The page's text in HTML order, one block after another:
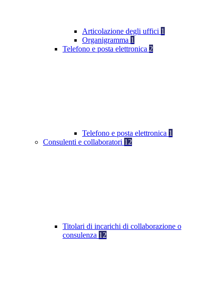
Articolazione degli uffici 1
Organigramma 1
Telefono e posta elettronica 2
Telefono e posta elettronica 1
Consulenti e collaboratori 12
Titolari di incarichi di collaborazione o
consulenza 12